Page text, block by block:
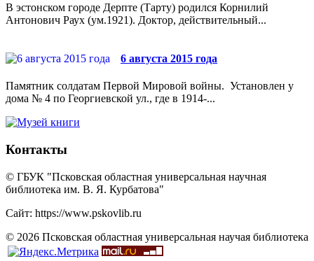
В эстонском городе Дерпте (Тарту) родился Корнилий
Антонович Раух (ум.1921). Доктор, действительный...
6 августа 2015 года
Памятник солдатам Первой Мировой войны. Установлен у
дома № 4 по Георгиевской ул., где в 1914-...
Контакты
© ГБУК "Псковская областная универсальная научная
библиотека им. В. Я. Курбатова"
Сайт: https://www.pskovlib.ru
© 2026 Псковская областная универсальная научая библиотека